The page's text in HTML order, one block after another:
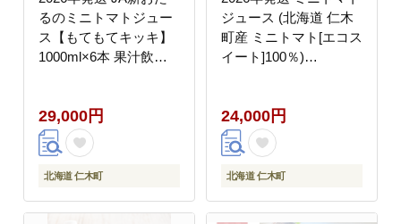
るのミニトマトジュー
ス【もてもてキッキ】
1000ml×6本 果汁飲料
たる]
29,000円
北海道 仁木町
ジュース (北海道 仁木
町産 ミニトマト[エコス
イート]100％)
培期間中 農薬・化学肥
料不使用 】 野菜飲料
[Farm Watanabe]
24,000円
北海道 仁木町